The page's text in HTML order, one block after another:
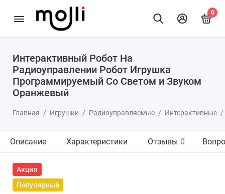
0
Интерактивный Робот На
Радиоуправлении Робот Игрушка
Программируемый Со Светом и Звуком
Оранжевый
Главная Игрушки Радиоуправляемые Интерактивные
Описание Характеристики Отзывы 0
Акция
Популярный